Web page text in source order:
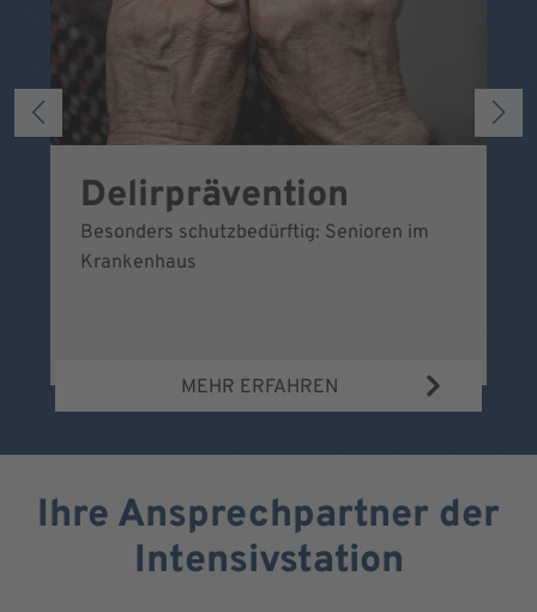
Delirprävention
Besonders schutzbedürftig: Senioren im
Krankenhaus
MEHR ERFAHREN
Ihre Ansprechpartner der
Intensivstation